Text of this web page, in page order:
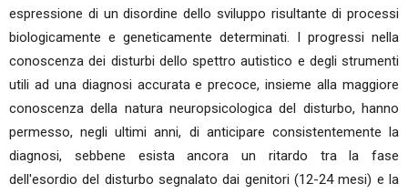
espressione di un disordine dello sviluppo risultante di processi
biologicamente e geneticamente determinati. I progressi nella
conoscenza dei disturbi dello spettro autistico e degli strumenti
utili ad una diagnosi accurata e precoce, insieme alla maggiore
conoscenza della natura neuropsicologica del disturbo, hanno
permesso, negli ultimi anni, di anticipare consistentemente la
diagnosi, sebbene esista ancora un ritardo tra la fase
dell'esordio del disturbo segnalato dai genitori (12-24 mesi) e la